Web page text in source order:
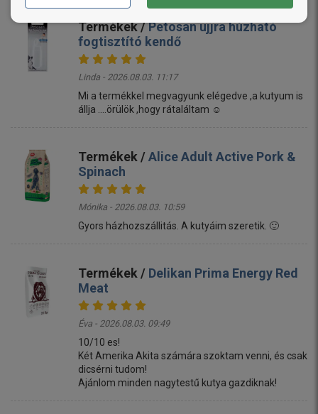
Termékek /Petosan ujjra húzható
fogtisztító kendő
Linda - 2026.08.03. 11:17
Mi a termékkel megvagyunk elégedve ,a kutyum is
állja ....örülök ,hogy rátaláltam ☺️
Termékek /Alice Adult Active Pork &
Spinach
Mónika - 2026.08.03. 10:59
Gyors házhozszállitás. A kutyáim szeretik. 🙂
Termékek / Delikan Prima Energy Red
Meat
Éva - 2026.08.03. 09:49
10/10 es!
Két Amerika Akita számára szoktam venni, és csak
dicsérni tudom!
Ajánlom minden nagytestű kutya gazdiknak!